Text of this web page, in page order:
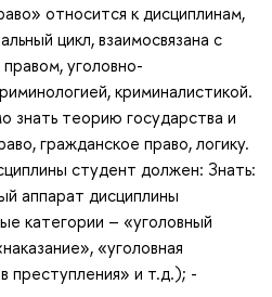
относится к дисциплинам,
цикл, взаимосвязана с
уголовно-
криминалистикой.
знать теорию государства и
гражданское право, логику.
студент должен: Знать:
аппарат дисциплины
категории – «уголовный
«уголовная
преступления» и т.д.); -